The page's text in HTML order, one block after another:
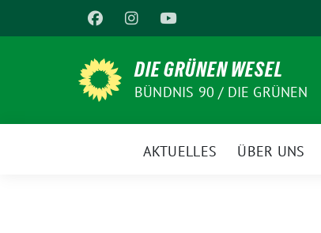
zum
DIE GRÜNEN WESEL
BÜNDNIS 90 / DIE GRÜNEN
AKTUELLES ÜBER UNS